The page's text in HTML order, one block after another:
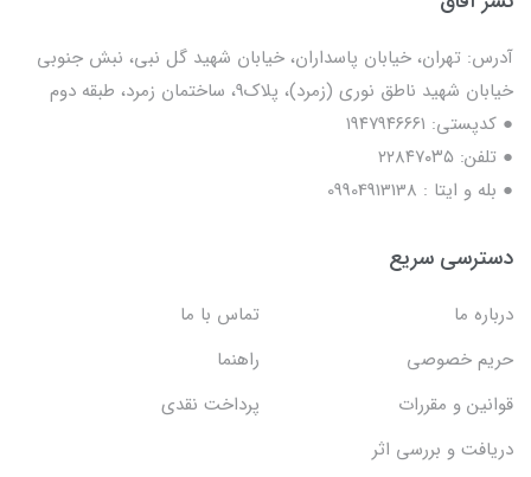
آدرس: تهران، خیابان پاسداران، خیابان شهید گل نبی، نبش جنوبی
خیابان شهید ناطق نوری (زمرد)، پلاک9، ساختمان زمرد، طبقه دوم
● کدپستی: ۱۹۴۷۹۴۶۶۶۱
● تلفن: ٢٢٨۴٧۰۳۵
● بله و ایتا : 09904913138
دسترسی سریع
درباره ما
تماس با ما
حریم خصوصی
راهنما
قوانین و مقررات
پرداخت نقدی
دریافت و بررسی اثر